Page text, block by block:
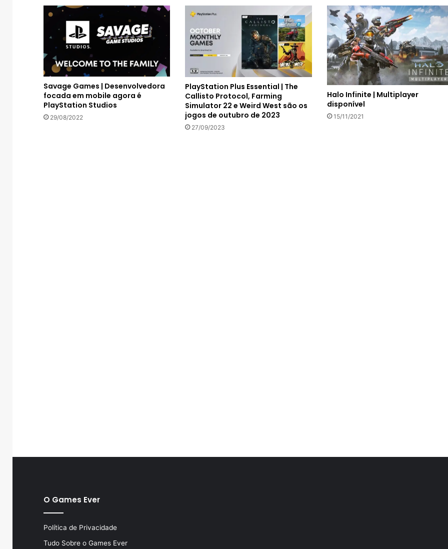
Savage Games | Desenvolvedora
focada em mobile agora é
PlayStation Studios
29/08/2022
PlayStation Plus Essential | The
Callisto Protocol, Farming
Simulator 22 e Weird West são os
jogos de outubro de 2023
27/09/2023
Halo Infinite | Multiplayer
disponível
15/11/2021
O Games Ever
Política de Privacidade
Tudo Sobre o Games Ever